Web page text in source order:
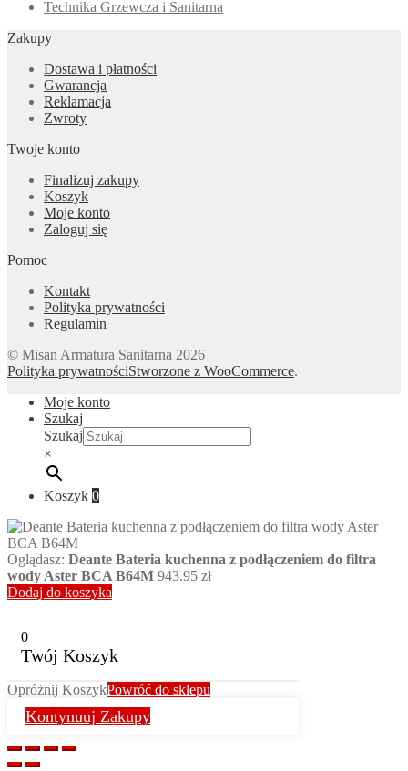
Technika Grzewcza i Sanitarna
Zakupy
Dostawa i płatności
Gwarancja
Reklamacja
Zwroty
Twoje konto
Finalizuj zakupy
Koszyk
Moje konto
Zaloguj się
Pomoc
Kontakt
Polityka prywatności
Regulamin
© Misan Armatura Sanitarna 2026
Polityka prywatnościStworzone z WooCommerce.
Moje konto
Szukaj
Szukaj
×
Koszyk 0
Oglądasz: Deante Bateria kuchenna z podłączeniem do filtra
wody Aster BCA B64M 943.95 zł
Dodaj do koszyka
0
Twój Koszyk
Opróżnij KoszykPowróć do sklepu
Kontynuuj Zakupy